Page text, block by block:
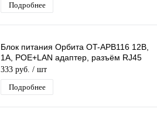
Подробнее
Блок питания Орбита OT-APB116 12В,
1A, POE+LAN адаптер, разъём RJ45
333 руб. / шт
Подробнее